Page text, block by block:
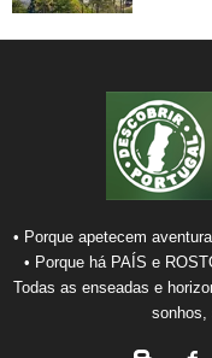
• Porque apetecem
• Porque há PAÍS e
Todas as enseadas e
sonhos,